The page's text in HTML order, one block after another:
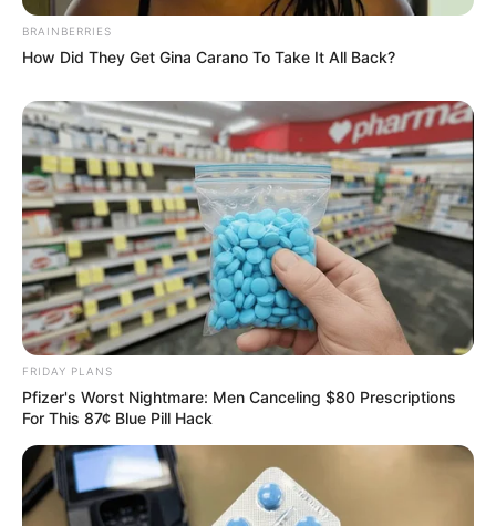
BRAINBERRIES
How Did They Get Gina Carano To Take It All Back?
FRIDAY PLANS
Pfizer's Worst Nightmare: Men Canceling $80 Prescriptions
For This 87¢ Blue Pill Hack